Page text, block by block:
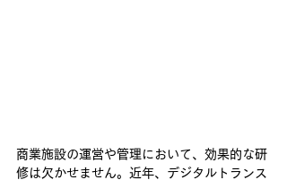
商業施設の運営や管理において、効果的な研
修は欠かせません。近年、デジタルトランス